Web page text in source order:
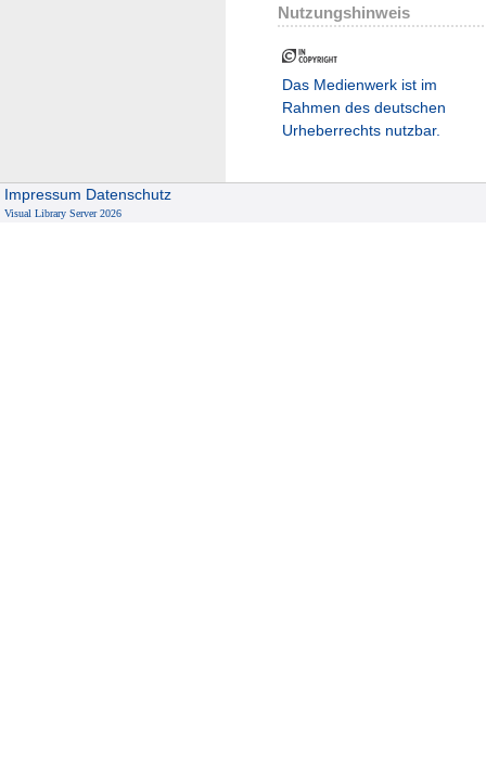
Nutzungshinweis
Das Medienwerk ist im
Rahmen des deutschen
Urheberrechts nutzbar.
Impressum Datenschutz
Visual Library Server 2026